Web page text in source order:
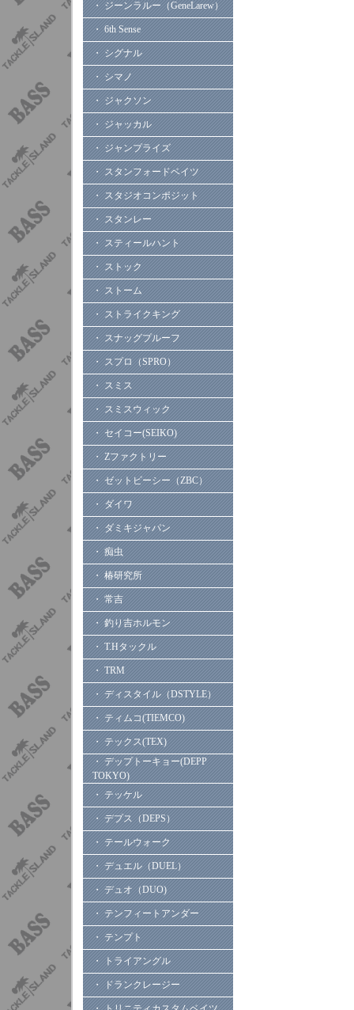
・ ジーンラルー（GeneLarew）
・ 6th Sense
・ シグナル
・ シマノ
・ ジャクソン
・ ジャッカル
・ ジャンプライズ
・ スタンフォードベイツ
・ スタジオコンポジット
・ スタンレー
・ スティールハント
・ ストック
・ ストーム
・ ストライクキング
・ スナッグプルーフ
・ スプロ（SPRO）
・ スミス
・ スミスウィック
・ セイコー(SEIKO)
・ Zファクトリー
・ ゼットビーシー（ZBC）
・ ダイワ
・ ダミキジャパン
・ 痴虫
・ 椿研究所
・ 常吉
・ 釣り吉ホルモン
・ T.Hタックル
・ TRM
・ ディスタイル（DSTYLE）
・ ティムコ(TIEMCO)
・ テックス(TEX)
・ デップトーキョー(DEPP
TOKYO)
・ テッケル
・ デプス（DEPS）
・ テールウォーク
・ デュエル（DUEL）
・ デュオ（DUO)
・ テンフィートアンダー
・ テンプト
・ トライアングル
・ ドランクレージー